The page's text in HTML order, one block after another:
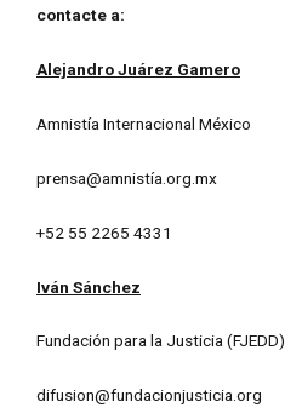
contacte a:
Alejandro Juárez Gamero
Amnistía Internacional México
prensa@amnistía.org.mx
+52 55 2265 4331
Iván Sánchez
Fundación para la Justicia (FJEDD)
difusion@fundacionjusticia.org